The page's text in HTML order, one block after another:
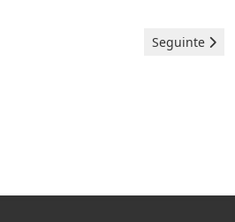
Artigo
Seguinte